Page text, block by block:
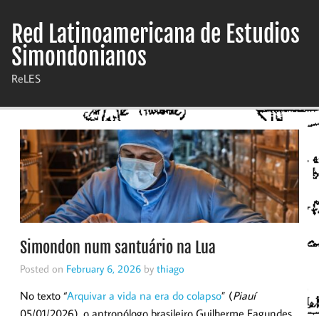
content
Red Latinoamericana de Estudios
Simondonianos
ReLES
Simondon num santuário na Lua
Posted on February 6, 2026 by thiago
No texto “Arquivar a vida na era do colapso” (Piauí